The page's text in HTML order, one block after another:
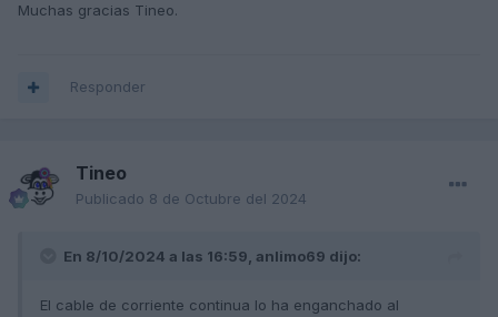
Muchas gracias Tineo.
Responder
Tineo
Publicado 8 de Octubre del 2024
En 8/10/2024 a las 16:59, anlimo69 dijo:
El cable de corriente continua lo ha enganchado al